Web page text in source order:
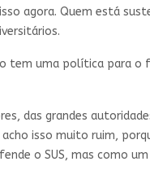
agora. Quem está
tem uma política para o
das grandes
isso muito ruim,
o SUS, mas como